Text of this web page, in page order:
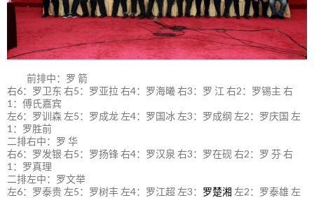
前排中：罗 箭
右6：罗卫东 右5：罗亚拉 右4：罗海曦 右3：罗 江 右2：罗锡主 右
1：傅氏嘉宾
左6：罗训森 左5：罗成龙 左4：罗国冰 左3：罗成纲 左2：罗庆国 左
1：罗胜前
二排右中：罗 华
右6：罗发银 右5：罗扬锋 右4：罗汉泉 右3：罗在砚 右2：罗 芬 右
1：罗真理
二排左中：罗文举
左6：罗泰贵 左5：罗树丰 左4：罗江超 左3： 罗楚湘 左2：罗泰雄 左